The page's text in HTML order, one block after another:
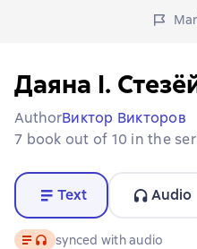
Даяна I.
AuthorВиктор Викторов
7 book out of 10 in the
Text Audio
Text, audio format available
synced with audio